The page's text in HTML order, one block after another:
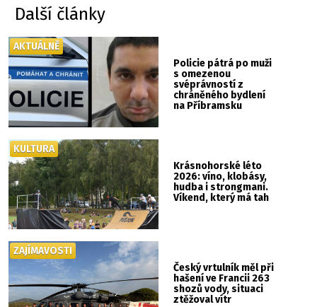
Další články
Policie pátrá po muži
s omezenou
svéprávností z
chráněného bydlení
na Příbramsku
AKTUÁLNĚ
Krásnohorské léto
2026: víno, klobásy,
hudba i strongmani.
Víkend, který má tah
KULTURA
Český vrtulník měl při
hašení ve Francii 263
shozů vody, situaci
ztěžoval vítr
ZAJÍMAVOSTI